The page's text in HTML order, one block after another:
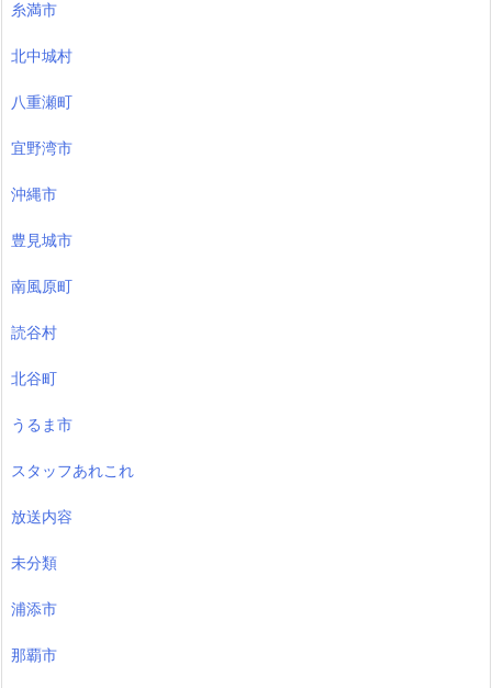
糸満市
北中城村
八重瀬町
宜野湾市
沖縄市
豊見城市
南風原町
読谷村
北谷町
うるま市
スタッフあれこれ
放送内容
未分類
浦添市
那覇市